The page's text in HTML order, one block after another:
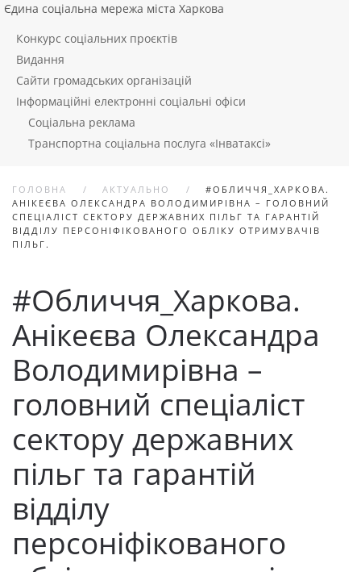
Єдина соціальна мережа міста Харкова
Конкурс соціальних проєктів
Видання
Сайти громадських організацій
Інформаційні електронні соціальні офіси
Соціальна реклама
Транспортна соціальна послуга «Інватаксі»
ГОЛОВНА АКТУАЛЬНО
#ОБЛИЧЧЯ_ХАРКОВА.
АНІКЕЄВА ОЛЕКСАНДРА ВОЛОДИМИРІВНА – ГОЛОВНИЙ
СПЕЦІАЛІСТ СЕКТОРУ ДЕРЖАВНИХ ПІЛЬГ ТА ГАРАНТІЙ
ВІДДІЛУ ПЕРСОНІФІКОВАНОГО ОБЛІКУ ОТРИМУВАЧІВ
ПІЛЬГ.
#Обличчя_Харкова.
Анікеєва Олександра
Володимирівна –
головний спеціаліст
сектору державних
пільг та гарантій
відділу
персоніфікованого